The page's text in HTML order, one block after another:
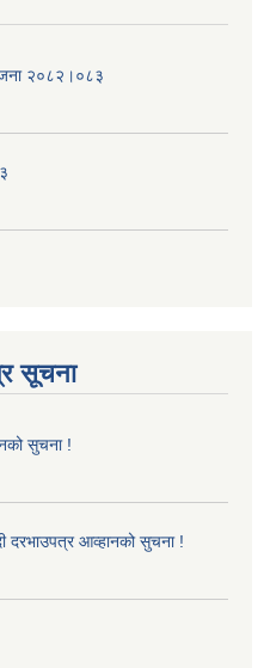
२०८२।०८३
सूचना
सुचना !
दरभाउपत्र आव्हानको सुचना !